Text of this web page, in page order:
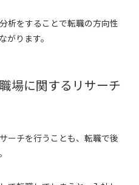
析をすることで転職の方向性
がります。
場に関するリサーチ
ーチを行うことも、転職で後